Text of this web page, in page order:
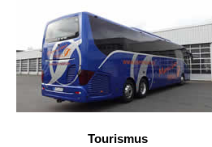
Tourismus